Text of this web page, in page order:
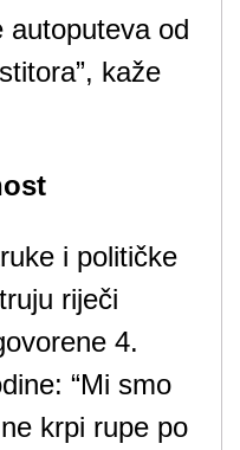
autoputeva od
kaže
i političke
riječi
4.
“Mi smo
krpi rupe po